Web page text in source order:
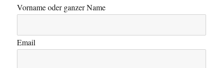
Vorname oder ganzer Name
Email